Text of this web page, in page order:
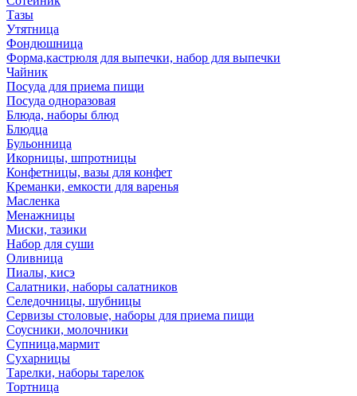
Тазы
Утятница
Фондюшница
Форма,кастрюля для выпечки, набор для выпечки
Чайник
Посуда для приема пищи
Посуда одноразовая
Блюда, наборы блюд
Блюдца
Бульонница
Икорницы, шпротницы
Конфетницы, вазы для конфет
Креманки, емкости для варенья
Масленка
Менажницы
Миски, тазики
Набор для суши
Оливница
Пиалы, кисэ
Салатники, наборы салатников
Селедочницы, шубницы
Сервизы столовые, наборы для приема пищи
Соусники, молочники
Супница,мармит
Сухарницы
Тарелки, наборы тарелок
Тортница